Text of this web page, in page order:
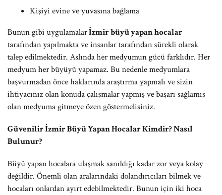
Kişiyi evine ve yuvasına bağlama
Bunun gibi uygulamalarİzmir büyü yapan hocalar
tarafından yapılmakta ve insanlar tarafından sürekli olarak
talep edilmektedir. Aslında her medyumun gücü farklıdır. Her
medyum her büyüyü yapamaz. Bu nedenle medyumlara
başvurmadan önce haklarında araştırma yapmalı ve sizin
ihtiyacınız olan konuda çalışmalar yapmış ve başarı sağlamış
olan medyuma gitmeye özen göstermelisiniz.
Güvenilir İzmir Büyü Yapan Hocalar Kimdir? Nasıl
Bulunur?
Büyü yapan hocalara ulaşmak sanıldığı kadar zor veya kolay
değildir. Önemli olan aralarındaki dolandırıcıları bilmek ve
hocaları onlardan ayırt edebilmektedir. Bunun için iki hoca